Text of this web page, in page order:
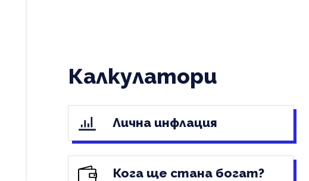
Калкулатори
Лична инфлация
Кога ще стана богат?